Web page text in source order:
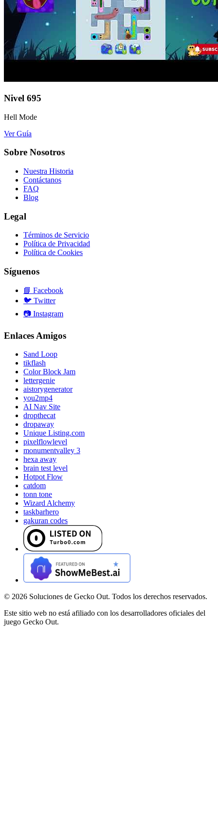
Nivel 695
Hell Mode
Ver Guía
Sobre Nosotros
Nuestra Historia
Contáctanos
FAQ
Blog
Legal
Términos de Servicio
Política de Privacidad
Política de Cookies
Síguenos
📘 Facebook
🐦 Twitter
📷 Instagram
Enlaces Amigos
Sand Loop
tikflash
Color Block Jam
lettergenie
aistorygenerator
you2mp4
AI Nav Site
dropthecat
dropaway
Unique Listing.com
pixelflowlevel
monumentvalley 3
hexa away
brain test level
Hotpot Flow
catdom
tonn tone
Wizard Alchemy
taskbarhero
gakuran codes
© 2026 Soluciones de Gecko Out. Todos los derechos reservados.
Este sitio web no está afiliado con los desarrolladores oficiales del
juego Gecko Out.